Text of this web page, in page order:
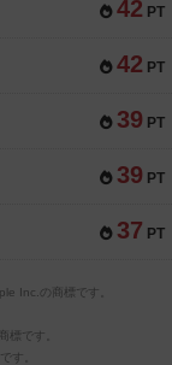
42 PT
42 PT
39 PT
39 PT
37 PT
Inc.の商標です。
標です。
す。